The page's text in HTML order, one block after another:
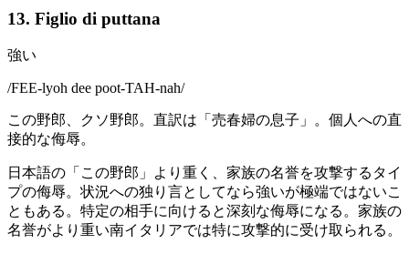
13. Figlio di puttana
強い
/FEE-lyoh dee poot-TAH-nah/
この野郎、クソ野郎。直訳は「売春婦の息子」。個人への直
接的な侮辱。
日本語の「この野郎」より重く、家族の名誉を攻撃するタイ
プの侮辱。状況への独り言としてなら強いが極端ではないこ
ともある。特定の相手に向けると深刻な侮辱になる。家族の
名誉がより重い南イタリアでは特に攻撃的に受け取られる。